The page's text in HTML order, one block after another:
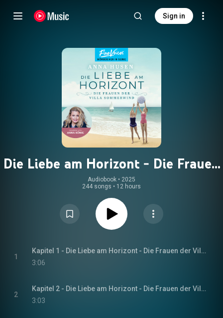
Sign in
Die Liebe am Horizont - Die Frauen
der Villa Sommerwind, Band 3
(ungekürzt)
Audiobook • 2025
244 songs • 12 hours
1
Kapitel 1 - Die Liebe am Horizont - Die Frauen der Villa Sommerwind, Band 3
3:06
2
Kapitel 2 - Die Liebe am Horizont - Die Frauen der Villa Sommerwind, Band 3
3:03